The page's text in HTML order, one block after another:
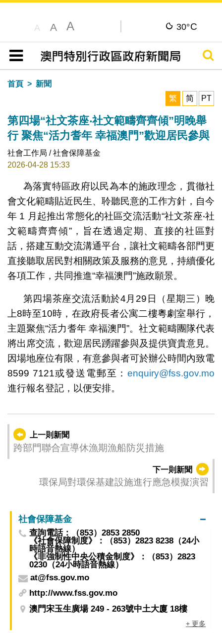
A A A 30°C
目錄
搜尋
首頁
新聞
繁
简 PT
第四場“社文茶座‧社文範疇齊齊傾”明晚舉
行 聚焦“活力耆年 幸福澳門”歡迎居民參與
社會工作局 / 社會保障基金
2026-04-28 15:33
為落實特區政府以民為本的施政理念，貫徹社
會文化範疇貼近民生、聆聽民意的工作方針，自今
年 1 月起推出常態化的社區交流活動“社文茶座‧社
文範疇齊齊傾”，旨在透過定期、直接的社區對
話，搭建互動交流溝通平台，讓社文範疇各部門更
直接聽取居民對相關政策及服務的意見，持續優化
各項工作，共同推進“幸福澳門”施政願景。
第四場茶座交流活動於4月29日（星期三）晚
上8時至10時，在政府長者公寓二樓粵劇室舉行，
主題聚焦“活力耆年 幸福澳門”。社文範疇團隊代表
將出席交流，歡迎居民踴躍參與及提供寶貴意見。
因場地座位有限，有意參與者可於辦公時間內致電
8599 7121或發送電郵至：enquiry@fss.gov.mo
進行報名登記，以便安排。
上一則新聞
跨部門聯合宣導休漁期漁船防災措施
下一則新聞
環保局對環保基建設施進行應急模擬演習
社會保障基金
查詢電話：（853）2853 2850
《社會保障制度》：（853）2823 8238（24小
時語音熱線）
《非強制性中央公積金制度》：（853）2823
0230（24小時語音熱線）
at@fss.gov.mo
http://www.fss.gov.mo
澳門宋玉生廣場 249 - 263號中土大廈 18樓
+ 更多